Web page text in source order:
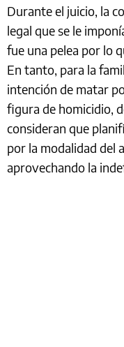
Durante el juicio, la
legal que se le
fue una pelea por lo
En tanto, para la
intención de matar
figura de homicidio,
consideran que
por la modalidad del
aprovechando la